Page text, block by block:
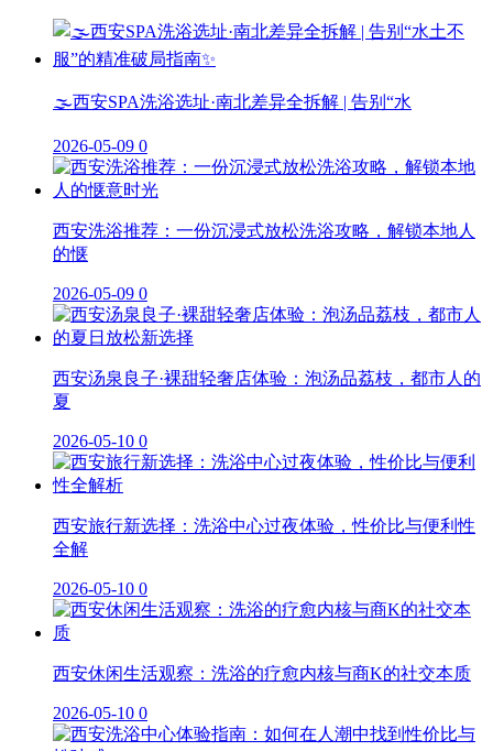
🌫️西安SPA洗浴选址·南北差异全拆解 | 告别“水
2026-05-09 0
西安洗浴推荐：一份沉浸式放松洗浴攻略，解锁本地人
的惬
2026-05-09 0
西安汤泉良子·裸甜轻奢店体验：泡汤品荔枝，都市人的
夏
2026-05-10 0
西安旅行新选择：洗浴中心过夜体验，性价比与便利性
全解
2026-05-10 0
西安休闲生活观察：洗浴的疗愈内核与商K的社交本质
2026-05-10 0